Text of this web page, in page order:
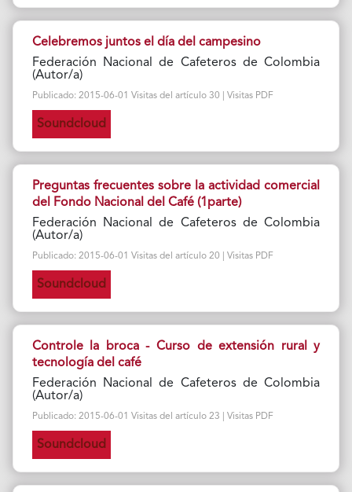
Celebremos juntos el día del campesino
Federación Nacional de Cafeteros de Colombia
(Autor/a)
Publicado: 2015-06-01 Visitas del artículo 30 | Visitas PDF
Soundcloud
Preguntas frecuentes sobre la actividad comercial
del Fondo Nacional del Café (1parte)
Federación Nacional de Cafeteros de Colombia
(Autor/a)
Publicado: 2015-06-01 Visitas del artículo 20 | Visitas PDF
Soundcloud
Controle la broca - Curso de extensión rural y
tecnología del café
Federación Nacional de Cafeteros de Colombia
(Autor/a)
Publicado: 2015-06-01 Visitas del artículo 23 | Visitas PDF
Soundcloud